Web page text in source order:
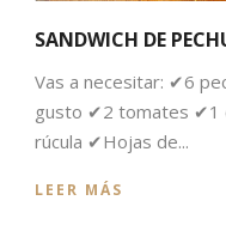
SANDWICH DE
Vas a necesitar: ✔6
gusto ✔2 tomates ✔1
rúcula ✔Hojas de...
LEER MÁS